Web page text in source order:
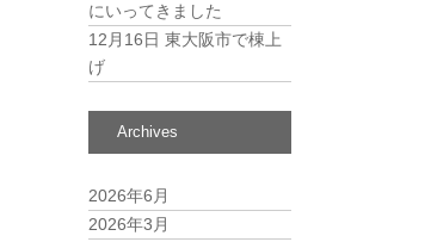
にいってきました
12月16日 東大阪市で棟上
げ
Archives
2026年6月
2026年3月